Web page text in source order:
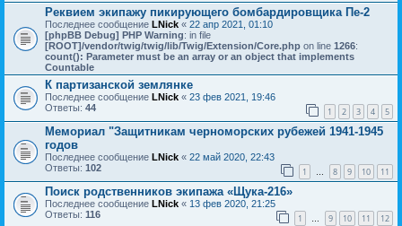
Реквием экипажу пикирующего бомбардировщика Пе-2
Последнее сообщение LNick « 22 апр 2021, 01:10
[phpBB Debug] PHP Warning: in file
[ROOT]/vendor/twig/twig/lib/Twig/Extension/Core.php on line 1266:
count(): Parameter must be an array or an object that implements
Countable
К партизанской землянке
Последнее сообщение LNick « 23 фев 2021, 19:46
Ответы: 44 1 2 3 4 5
Мемориал "Защитникам черноморских рубежей 1941-1945
годов
Последнее сообщение LNick « 22 май 2020, 22:43
Ответы: 102 1 … 8 9 10 11
Поиск родственников экипажа «Щука-216»
Последнее сообщение LNick « 13 фев 2020, 21:25
Ответы: 116 1 … 9 10 11 12